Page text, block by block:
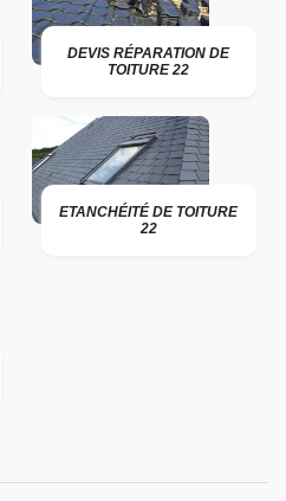
DEVIS RÉPARATION DE
TOITURE 22
ETANCHÉITÉ DE TOITURE
22